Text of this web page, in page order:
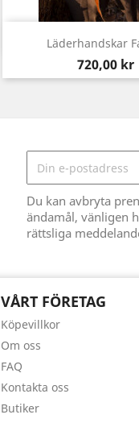
Läderhandskar
Pris
720,00 kr

Du kan avbryta
ändamål, vänligen
rättsliga
VÅRT FÖRETAG
Köpevillkor
Om oss
FAQ
Kontakta oss
Butiker